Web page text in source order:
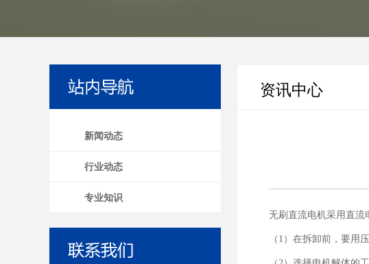
新闻动态
行业动态
专业知识
资讯中心
无刷直流电机采用直流
（1）在拆卸前，要用